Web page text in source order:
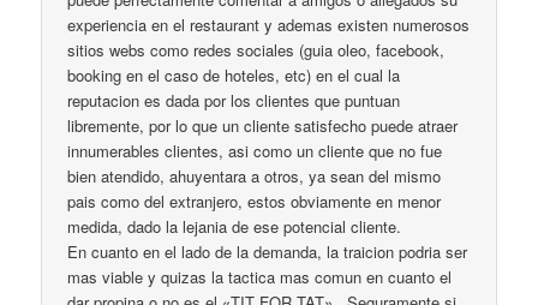
experiencia en el restaurant y ademas existen numerosos
sitios webs como redes sociales (guia oleo, facebook,
booking en el caso de hoteles, etc) en el cual la
reputacion es dada por los clientes que puntuan
libremente, por lo que un cliente satisfecho puede atraer
innumerables clientes, asi como un cliente que no fue
bien atendido, ahuyentara a otros, ya sean del mismo
pais como del extranjero, estos obviamente en menor
medida, dado la lejania de ese potencial cliente.
En cuanto en el lado de la demanda, la traicion podria ser
mas viable y quizas la tactica mas comun en cuanto el